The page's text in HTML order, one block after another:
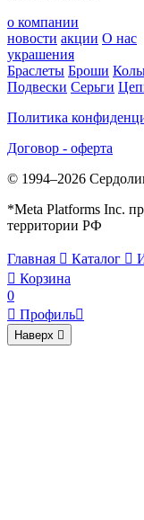
о компании
новости акции О нас
украшения
Браслеты Броши
Подвески Серьги
Политика
Договор - оферта
© 1994–2026
*Meta Platforms Inc.
территории РФ
Главная  Каталог 
 Корзина
0
 Профиль
Наверх 